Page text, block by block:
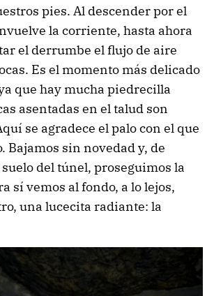
pies. Al descender por el
la corriente, hasta ahora
el derrumbe el flujo de aire
Es el momento más delicado
que hay mucha piedrecilla
asentadas en el talud son
se agradece el palo con el que
Bajamos sin novedad y, de
del túnel, proseguimos la
sí vemos al fondo, a lo lejos,
una lucecita radiante: la